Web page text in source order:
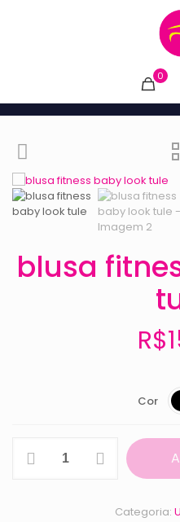
0
blusa
R$
Cor
fitness
Categoria: